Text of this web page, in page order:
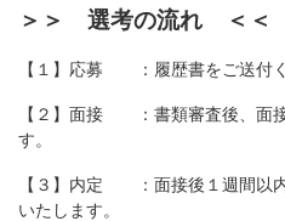
＞＞ 選考の流れ ＜＜
【１】応募 ：履歴書をご送付く
【２】面接 ：書類審査後、面
す。
【３】内定 ：面接後１週間以
いたします。